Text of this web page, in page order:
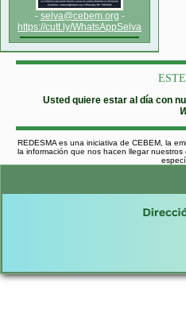
- selva@cebem.org -
https://cutt.ly/WhatsAppSelva
Usted quiere estar al día con
REDESMA es una iniciativa de CEBEM, la
la información que nos hacen llegar